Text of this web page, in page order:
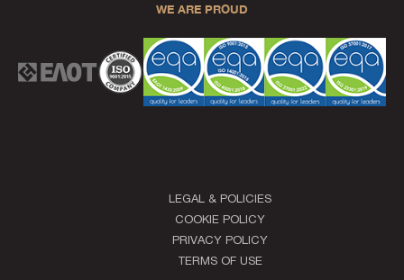
WE ARE PROUD
LEGAL & POLICIES
COOKIE POLICY
PRIVACY POLICY
TERMS OF USE